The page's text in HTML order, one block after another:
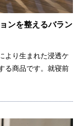
ンを整えるバラン
より生まれた浸透ケ
る商品です。就寝前